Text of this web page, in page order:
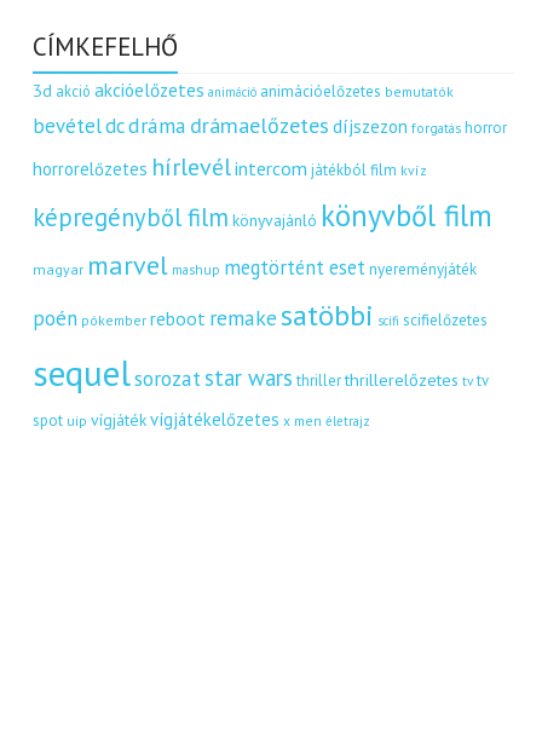
CÍMKEFELHŐ
3d akció akcióelőzetes animáció animációelőzetes bemutatók
bevételdcdráma drámaelőzetes díjszezon forgatás horror
horrorelőzetes hírlevélintercom játékból film kvíz
képregényből film könyvajánló könyvből film
magyar marvel mashup megtörtént eset nyereményjáték
poén pókember reboot remakesatöbbi scifi scifielőzetes
sequelsorozatstar wars thriller thrillerelőzetes tv tv
spot uip vígjátékvígjátékelőzetes x men életrajz